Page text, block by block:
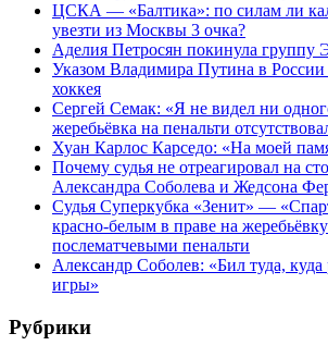
ЦСКА — «Балтика»: по силам ли
увезти из Москвы 3 очка?
Аделия Петросян покинула группу
Указом Владимира Путина в
хоккея
Сергей Семак: «Я не видел ни
жеребьёвка на пенальти
Хуан Карлос Карседо: «На моей
Почему судья не отреагировал на
Александра Соболева и Жедсона
Судья Суперкубка «Зенит» —
красно-белым в праве на
послематчевыми пенальти
Александр Соболев: «Бил туда,
игры»
Рубрики